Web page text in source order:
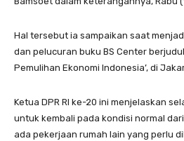
Hal tersebut ia sampaikan saat
dan pelucuran buku BS Center
Pemulihan Ekonomi Indonesia’, di
Ketua DPR RI ke-20 ini menjelaskan
untuk kembali pada kondisi normal
ada pekerjaan rumah lain yang perlu